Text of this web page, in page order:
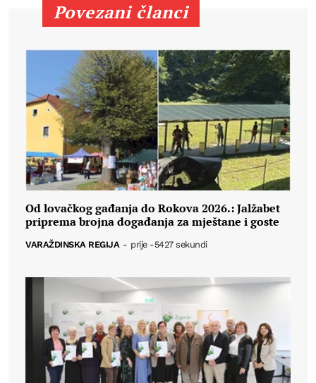
Povezani članci
Od lovačkog gađanja do Rokova 2026.: Jalžabet
priprema brojna događanja za mještane i goste
VARAŽDINSKA REGIJA - prije -5427 sekundi